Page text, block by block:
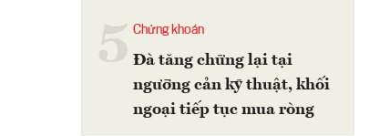
Chứng khoán
Đà tăng chững lại tại
ngưỡng cản kỹ thuật, khối
ngoại tiếp tục mua ròng